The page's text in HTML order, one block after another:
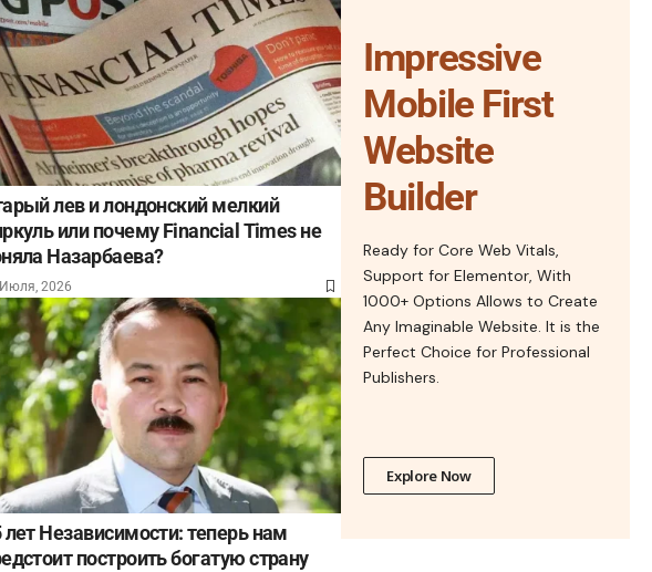
лев и лондонский мелкий
или почему Financial Times не
Назарбаева?
2026
лет Независимости: теперь нам
построить богатую страну
Impressive
Mobile First
Website
Builder
Ready for Core Web Vitals,
Support for Elementor, With
1000+ Options Allows to Create
Any Imaginable Website. It is the
Perfect Choice for Professional
Publishers.
Explore Now